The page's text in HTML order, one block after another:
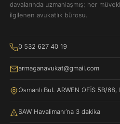
davalarında uzmanlaşmış; her
ilgilenen avukatlık bürosu.
0 532 627 40 19
armaganavukat@gmail.com
Osmanlı Bul. ARWEN OFİS 5B/
SAW Havalimanı’na 3 dakika